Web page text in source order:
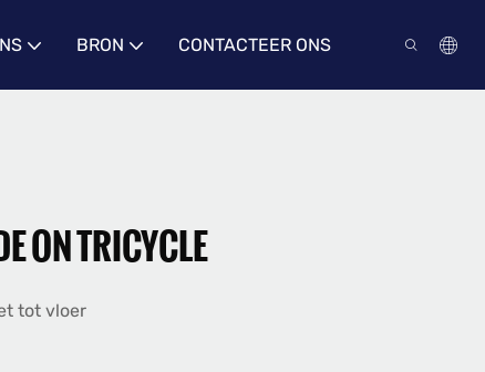
BRON CONTACTEER ONS
ON TRICYCLE
tot vloer